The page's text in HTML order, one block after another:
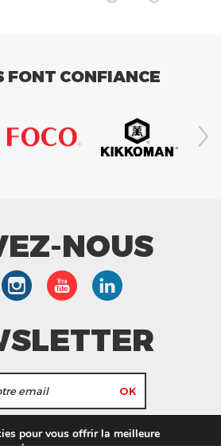
FONT CONFIANCE
NOUS
les actualités et les
pour vous offrir la meilleure